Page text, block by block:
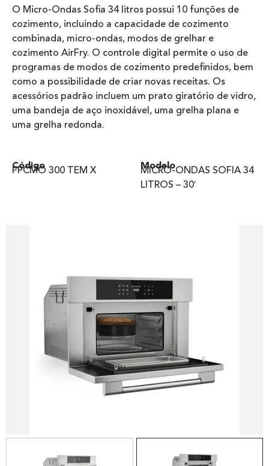
O Micro-Ondas Sofia 34 litros possui 10 funções de
cozimento, incluindo a capacidade de cozimento
combinada, micro-ondas, modos de grelhar e
cozimento AirFry. O controle digital permite o uso de
programas de modos de cozimento predefinidos, bem
como a possibilidade de criar novas receitas. Os
acessórios padrão incluem um prato giratório de vidro,
uma bandeja de aço inoxidável, uma grelha plana e
uma grelha redonda.
Código
FPCMO 300 TEM X​ Modelo
MICRO-ONDAS SOFIA 34
LITROS – 30′